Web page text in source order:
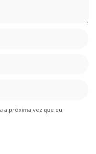
a próxima vez que eu